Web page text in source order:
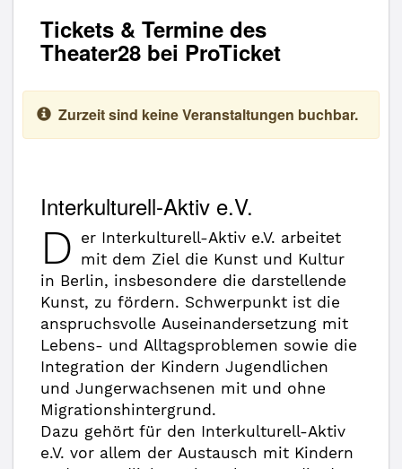
Tickets & Termine des
Theater28 bei ProTicket
Zurzeit sind keine Veranstaltungen buchbar.
Interkulturell-Aktiv e.V.
D er Interkulturell-Aktiv e.V. arbeitet
mit dem Ziel die Kunst und Kultur
in Berlin, insbesondere die darstellende
Kunst, zu fördern. Schwerpunkt ist die
anspruchsvolle Auseinandersetzung mit
Lebens- und Alltagsproblemen sowie die
Integration der Kindern Jugendlichen
und Jungerwachsenen mit und ohne
Migrationshintergrund.
Dazu gehört für den Interkulturell-Aktiv
e.V. vor allem der Austausch mit Kindern